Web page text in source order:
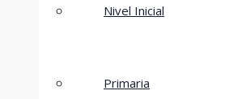
Nivel Inicial
Primaria